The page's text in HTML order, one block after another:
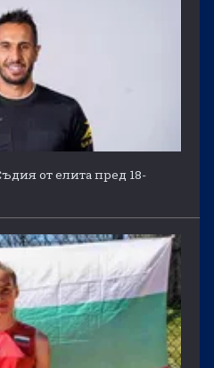
от елита пред 18-